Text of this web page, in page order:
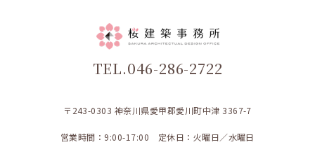
TEL.046-286-2722
〒243-0303 神奈川県愛甲郡愛川町中津 3367-7
営業時間：9:00-17:00 定休日：火曜日／水曜日